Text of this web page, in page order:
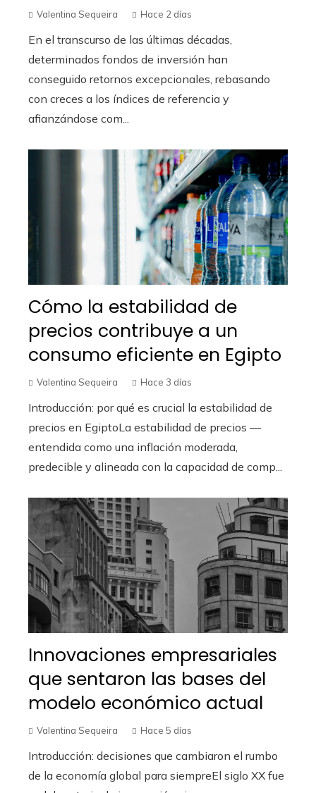
Valentina Sequeira Hace 2 días
En el transcurso de las últimas décadas,
determinados fondos de inversión han
conseguido retornos excepcionales, rebasando
con creces a los índices de referencia y
afianzándose com...
Cómo la estabilidad de
precios contribuye a un
consumo eficiente en Egipto
Valentina Sequeira Hace 3 días
Introducción: por qué es crucial la estabilidad de
precios en EgiptoLa estabilidad de precios —
entendida como una inflación moderada,
predecible y alineada con la capacidad de comp...
Innovaciones empresariales
que sentaron las bases del
modelo económico actual
Valentina Sequeira Hace 5 días
Introducción: decisiones que cambiaron el rumbo
de la economía global para siempreEl siglo XX fue